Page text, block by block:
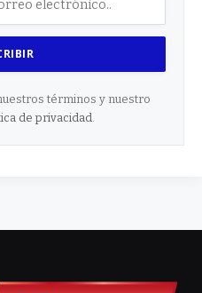
términos y nuestro
de privacidad